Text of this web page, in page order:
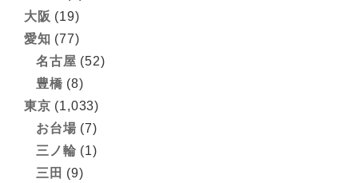
大阪 (19)
愛知 (77)
名古屋 (52)
豊橋 (8)
東京 (1,033)
お台場 (7)
三ノ輪 (1)
三田 (9)